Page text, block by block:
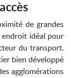
de grandes
endroit idéal pour
du transport.
bien développé
agglomérations